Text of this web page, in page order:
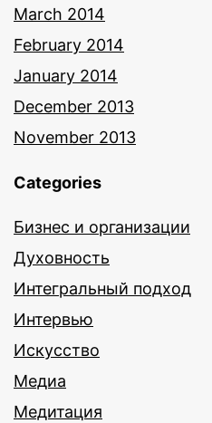
March 2014
February 2014
January 2014
December 2013
November 2013
Categories
Бизнес и организации
Духовность
Интегральный подход
Интервью
Искусство
Медиа
Медитация